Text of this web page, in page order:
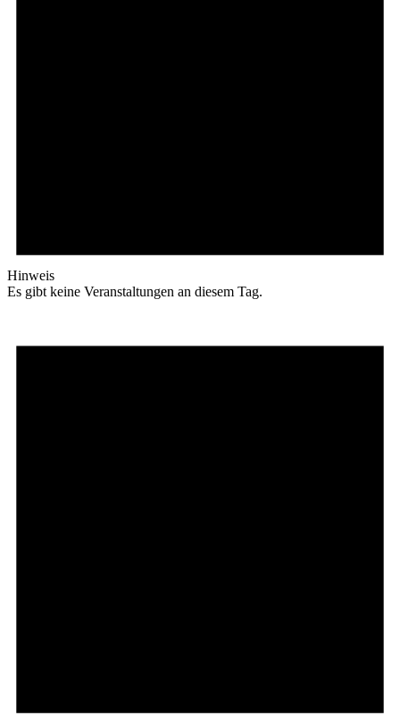
Hinweis
Es gibt keine Veranstaltungen an diesem Tag.